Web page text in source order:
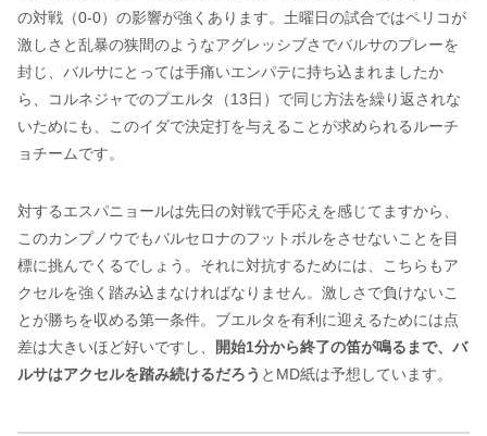
の対戦（0-0）の影響が強くあります。土曜日の試合ではペリコが
激しさと乱暴の狭間のようなアグレッシブさでバルサのプレーを
封じ、バルサにとっては手痛いエンパテに持ち込まれましたか
ら、コルネジャでのブエルタ（13日）で同じ方法を繰り返されな
いためにも、このイダで決定打を与えることが求められるルーチ
ョチームです。
対するエスパニョールは先日の対戦で手応えを感じてますから、
このカンプノウでもバルセロナのフットボルをさせないことを目
標に挑んでくるでしょう。それに対抗するためには、こちらもア
クセルを強く踏み込まなければなりません。激しさで負けないこ
とが勝ちを収める第一条件。ブエルタを有利に迎えるためには点
差は大きいほど好いですし、
開始1分から終了の笛が鳴るまで、バ
ルサはアクセルを踏み続けるだろう とMD紙は予想しています。